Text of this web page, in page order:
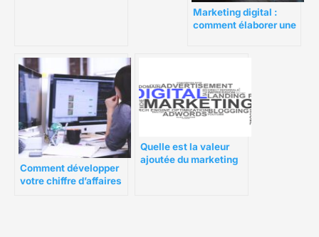
Marketing digital :
comment élaborer une
Comment développer
votre chiffre d’affaires
Quelle est la valeur
ajoutée du marketing